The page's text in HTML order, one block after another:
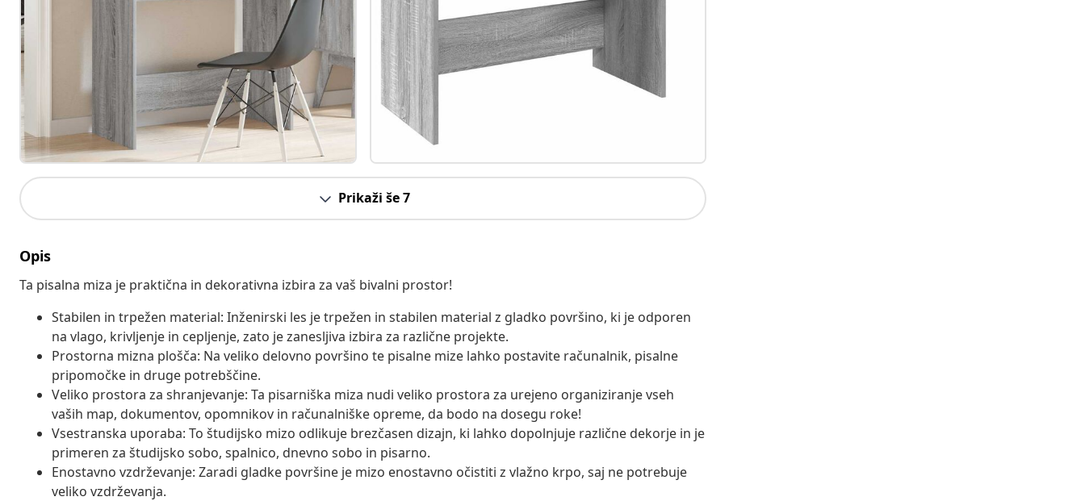
Prikaži še 7
Opis
Ta pisalna miza je praktična in dekorativna izbira za vaš bivalni prostor!
Stabilen in trpežen material: Inženirski les je trpežen in stabilen material z gladko površino, ki je odporen
na vlago, krivljenje in cepljenje, zato je zanesljiva izbira za različne projekte.
Prostorna mizna plošča: Na veliko delovno površino te pisalne mize lahko postavite računalnik, pisalne
pripomočke in druge potrebščine.
Veliko prostora za shranjevanje: Ta pisarniška miza nudi veliko prostora za urejeno organiziranje vseh
vaših map, dokumentov, opomnikov in računalniške opreme, da bodo na dosegu roke!
Vsestranska uporaba: To študijsko mizo odlikuje brezčasen dizajn, ki lahko dopolnjuje različne dekorje in je
primeren za študijsko sobo, spalnico, dnevno sobo in pisarno.
Enostavno vzdrževanje: Zaradi gladke površine je mizo enostavno očistiti z vlažno krpo, saj ne potrebuje
veliko vzdrževanja.